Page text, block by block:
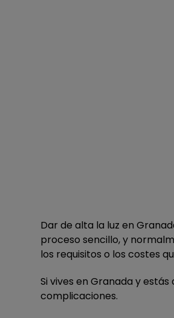
Dar de alta la luz en
proceso sencillo, y
los requisitos o los costes
Si vives en Granada y
complicaciones.